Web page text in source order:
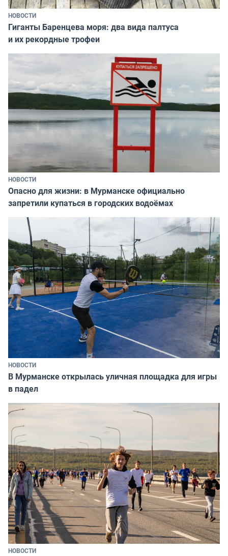
НОВОСТИ
Гиганты Баренцева моря: два вида палтуса
и их рекордные трофеи
НОВОСТИ
Опасно для жизни: в Мурманске официально
запретили купаться в городских водоёмах
НОВОСТИ
В Мурманске открылась уличная площадка для игры
в падел
НОВОСТИ